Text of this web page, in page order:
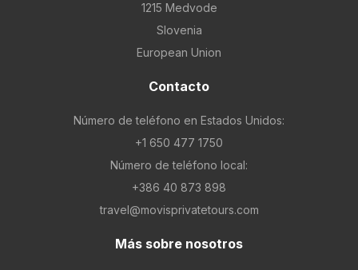
1215 Medvode
Slovenia
European Union
Contacto
Número de teléfono en Estados Unidos:
+1 650 477 1750
Número de teléfono local:
+386 40 873 898
travel@movisprivatetours.com
Más sobre nosotros